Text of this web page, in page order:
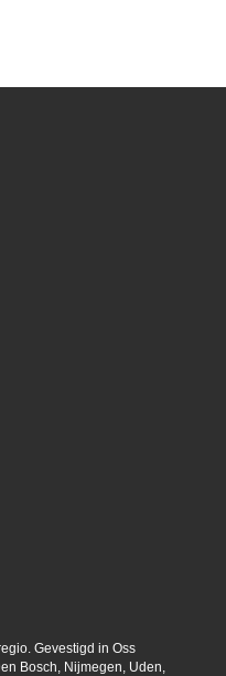
Gevestigd in Oss
Bosch, Nijmegen, Uden,